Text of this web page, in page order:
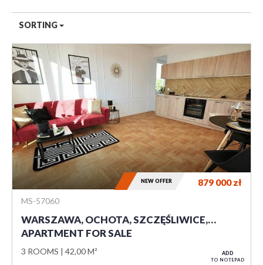
SORTING
MS-57060
WARSZAWA, OCHOTA, SZCZĘŚLIWICE,…
APARTMENT FOR SALE
3 ROOMS 42,00 M²
879 000zł
NEW OFFER
ADD
TO NOTEPAD